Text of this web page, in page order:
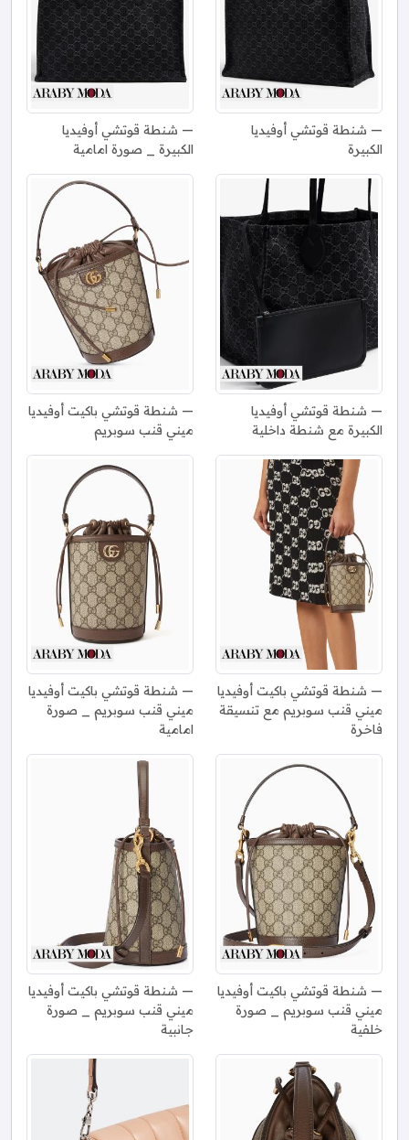
شنطة قوتشي أوفيديا
الكبيرة
شنطة قوتشي أوفيديا
الكبيرة _ صورة امامية
شنطة قوتشي أوفيديا
الكبيرة مع شنطة داخلية
شنطة قوتشي باكيت أوفيديا
ميني قنب سوبريم
شنطة قوتشي باكيت أوفيديا
ميني قنب سوبريم مع تنسيقة
فاخرة
شنطة قوتشي باكيت أوفيديا
ميني قنب سوبريم _ صورة
امامية
شنطة قوتشي باكيت أوفيديا
ميني قنب سوبريم _ صورة
خلفية
شنطة قوتشي باكيت أوفيديا
ميني قنب سوبريم _ صورة
جانبية